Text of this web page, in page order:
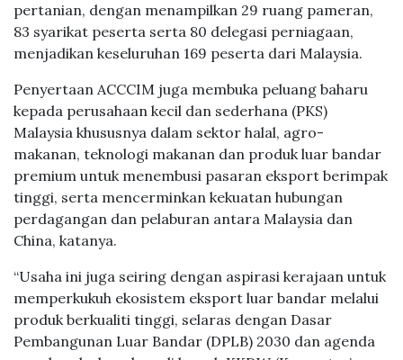
pertanian, dengan menampilkan 29 ruang pameran,
83 syarikat peserta serta 80 delegasi perniagaan,
menjadikan keseluruhan 169 peserta dari Malaysia.
Penyertaan ACCCIM juga membuka peluang baharu
kepada perusahaan kecil dan sederhana (PKS)
Malaysia khususnya dalam sektor halal, agro-
makanan, teknologi makanan dan produk luar bandar
premium untuk menembusi pasaran eksport berimpak
tinggi, serta mencerminkan kekuatan hubungan
perdagangan dan pelaburan antara Malaysia dan
China, katanya.
“Usaha ini juga seiring dengan aspirasi kerajaan untuk
memperkukuh ekosistem eksport luar bandar melalui
produk berkualiti tinggi, selaras dengan Dasar
Pembangunan Luar Bandar (DPLB) 2030 dan agenda